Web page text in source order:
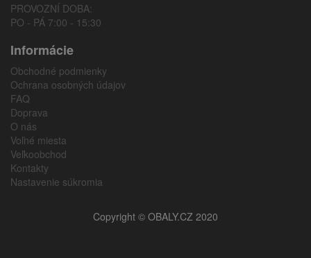
PROVOZNÍ DOBA:
PO - PÁ 7:00 - 15:30
Informácie
Obchodné podmienky
Ochrana osobných údajov
FAQ
Doprava
O nás
Voľné miesta
Veľkoobchod
Kontakty
Nastavenie súkromia
Copyright © OBALY.CZ 2020